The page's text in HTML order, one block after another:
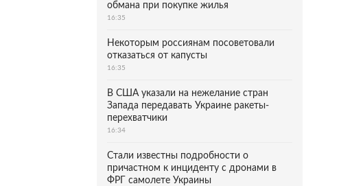
обмана при покупке жилья
16:35
Некоторым россиянам посоветовали
отказаться от капусты
16:35
В США указали на нежелание стран
Запада передавать Украине ракеты-
перехватчики
16:34
Стали известны подробности о
причастном к инциденту с дронами в
ФРГ самолете Украины